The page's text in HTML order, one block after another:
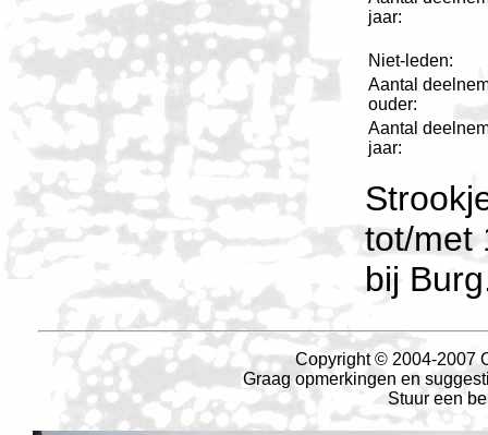
jaar:
Niet-leden:
Aantal
ouder:
Aantal
jaar:
tot/met
bij
Copyright © 2004-2007
Graag opmerkingen en
Stuur een